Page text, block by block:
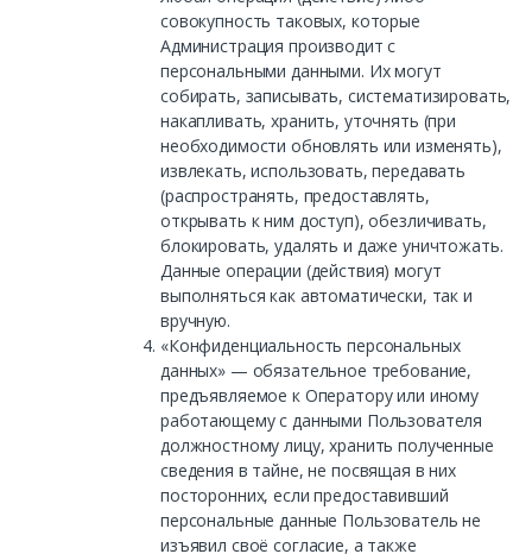
совокупность таковых, которые
Администрация производит с
персональными данными. Их могут
собирать, записывать, систематизировать,
накапливать, хранить, уточнять (при
необходимости обновлять или изменять),
извлекать, использовать, передавать
(распространять, предоставлять,
открывать к ним доступ), обезличивать,
блокировать, удалять и даже уничтожать.
Данные операции (действия) могут
выполняться как автоматически, так и
вручную.
«Конфиденциальность персональных
данных» — обязательное требование,
предъявляемое к Оператору или иному
работающему с данными Пользователя
должностному лицу, хранить полученные
сведения в тайне, не посвящая в них
посторонних, если предоставивший
персональные данные Пользователь не
изъявил своё согласие, а также